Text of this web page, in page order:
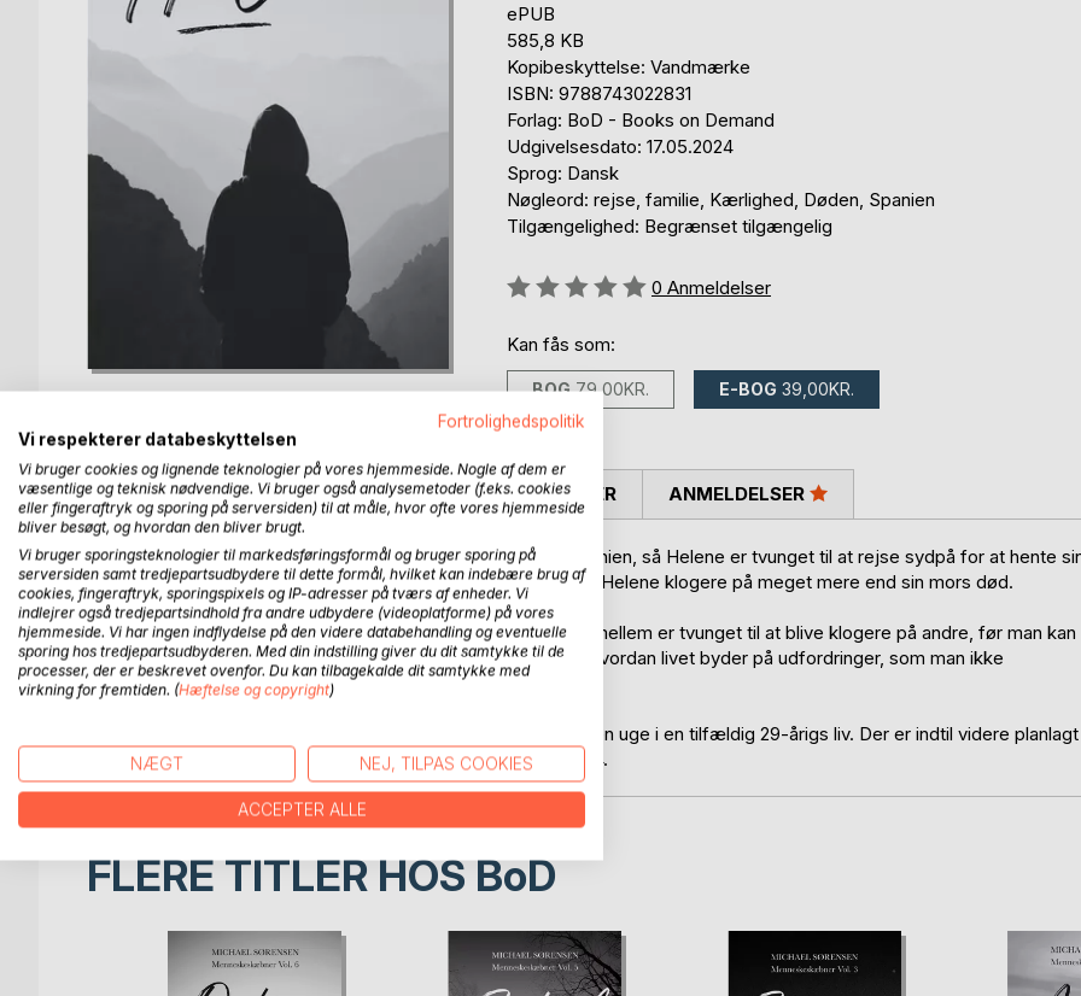
ePUB
585,8 KB
Kopibeskyttelse: Vandmærke
ISBN: 9788743022831
Forlag: BoD - Books on Demand
Udgivelsesdato: 17.05.2024
Sprog: Dansk
Nøgleord: rejse, familie, Kærlighed, Døden, Spanien
Tilgængelighed: Begrænset tilgængelig
Anmeldelse::
0 Anmeldelser
Kan fås som:
BOG 79,00KR. E-BOG 39,00KR.
BESKRIVELSE
Helenes mor er død. De jordiske rester befinder sig i Spanien, så Helene er tvunget til at rejse sydpå for at hente
mor hjem. Det skal dog vise sig at være en rejse, der gør Helene klogere på meget mere end sin mors død.
Helene er historien om, hvordan man som menneske indimellem er tvunget til at blive klogere på andre, før man kan
blive klogere på sig selv. Det er samtidig en historie om, hvordan livet byder på udfordringer, som man ikke
nødvendigvis løser bedre på egen hånd.
Menneskeskæbner er en serie af noveller, der beskriver en uge i en tilfældig 29-årigs liv. Der er indtil videre planlagt
ni noveller i serien, som alle vil blive udgivet i løbet af 2024.
FORFATTER PRESSEN SKRIVER ANMELDELSER
FLERE TITLER HOSBoD
Fortrolighedspolitik
Vi respekterer databeskyttelsen
Vi bruger cookies og lignende teknologier på vores hjemmeside. Nogle af dem er
væsentlige og teknisk nødvendige. Vi bruger også analysemetoder (f.eks. cookies
eller fingeraftryk og sporing på serversiden) til at måle, hvor ofte vores hjemmeside
bliver besøgt, og hvordan den bliver brugt.
Vi bruger sporingsteknologier til markedsføringsformål og bruger sporing på
serversiden samt tredjepartsudbydere til dette formål, hvilket kan indebære brug af
cookies, fingeraftryk, sporingspixels og IP-adresser på tværs af enheder. Vi
indlejrer også tredjepartsindhold fra andre udbydere (videoplatforme) på vores
hjemmeside. Vi har ingen indflydelse på den videre databehandling og eventuelle
sporing hos tredjepartsudbyderen. Med din indstilling giver du dit samtykke til de
processer, der er beskrevet ovenfor. Du kan tilbagekalde dit samtykke med
virkning for fremtiden. (Hæftelse og copyright)
NÆGT NEJ, TILPAS COOKIES
ACCEPTER ALLE